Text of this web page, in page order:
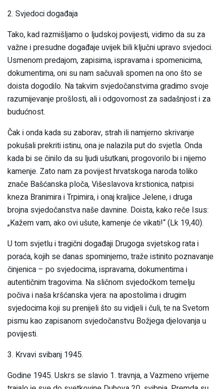
2. Svjedoci događaja
Tako, kad razmišljamo o ljudskoj povijesti, vidimo da su za
važne i presudne događaje uvijek bili ključni upravo svjedoci.
Usmenom predajom, zapisima, ispravama i spomenicima,
dokumentima, oni su nam sačuvali spomen na ono što se
doista dogodilo. Na takvim svjedočanstvima gradimo svoje
razumijevanje prošlosti, ali i odgovornost za sadašnjost i za
budućnost.
Čak i onda kada su zaborav, strah ili namjerno skrivanje
pokušali prekriti istinu, ona je nalazila put do svjetla. Onda
kada bi se činilo da su ljudi ušutkani, progovorilo bi i nijemo
kamenje. Zato nam za povijest hrvatskoga naroda toliko
znače Bašćanska ploča, Višeslavova krstionica, natpisi
kneza Branimira i Trpimira, i onaj kraljice Jelene, i druga
brojna svjedočanstva naše davnine. Doista, kako reče Isus:
„Kažem vam, ako ovi ušute, kamenje će vikati!“ (Lk 19,40).
U tom svjetlu i tragični događaji Drugoga svjetskog rata i
poraća, kojih se danas spominjemo, traže istinito poznavanje
činjenica – po svjedocima, ispravama, dokumentima i
autentičnim tragovima. Na sličnom svjedočkom temelju
počiva i naša kršćanska vjera: na apostolima i drugim
svjedocima koji su prenijeli što su vidjeli i čuli, te na Svetom
pismu kao zapisanom svjedočanstvu Božjega djelovanja u
povijesti.
3. Krvavi svibanj 1945.
Godine 1945. Uskrs se slavio 1. travnja, a Vazmeno vrijeme